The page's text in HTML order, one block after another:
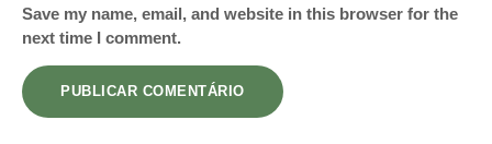
Save my name, email, and website in this browser for the
next time I comment.